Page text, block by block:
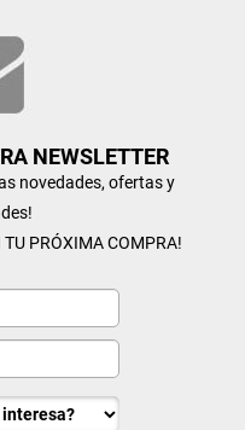
NEWSLETTER
novedades, ofertas y
TU PRÓXIMA COMPRA!